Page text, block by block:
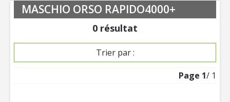
MASCHIO ORSO RAPIDO4000+
0 résultat
Trier par :
Page 1/ 1